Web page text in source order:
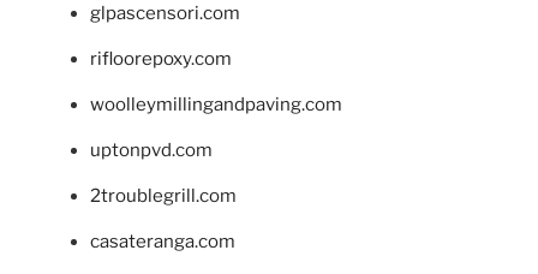
glpascensori.com
rifloorepoxy.com
woolleymillingandpaving.com
uptonpvd.com
2troublegrill.com
casateranga.com